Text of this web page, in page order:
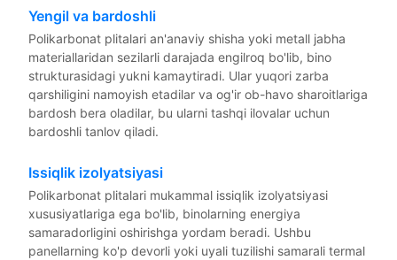
Yengil va bardoshli
Polikarbonat plitalari an'anaviy shisha yoki metall jabha
materiallaridan sezilarli darajada engilroq bo'lib, bino
strukturasidagi yukni kamaytiradi. Ular yuqori zarba
qarshiligini namoyish etadilar va og'ir ob-havo sharoitlariga
bardosh bera oladilar, bu ularni tashqi ilovalar uchun
bardoshli tanlov qiladi.
Issiqlik izolyatsiyasi
Polikarbonat plitalari mukammal issiqlik izolyatsiyasi
xususiyatlariga ega bo'lib, binolarning energiya
samaradorligini oshirishga yordam beradi. Ushbu
panellarning ko'p devorli yoki uyali tuzilishi samarali termal